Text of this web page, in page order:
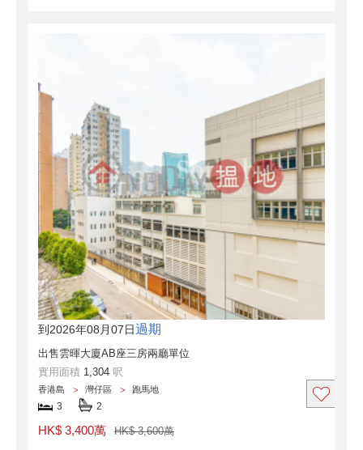
到2026年08月07日過期
出售雲暉大廈AB座三房兩廳單位
實用面積 1,304 呎
香港島 灣仔區 跑馬地
3 2
HK$ 3,400萬 HK$ 3,600萬